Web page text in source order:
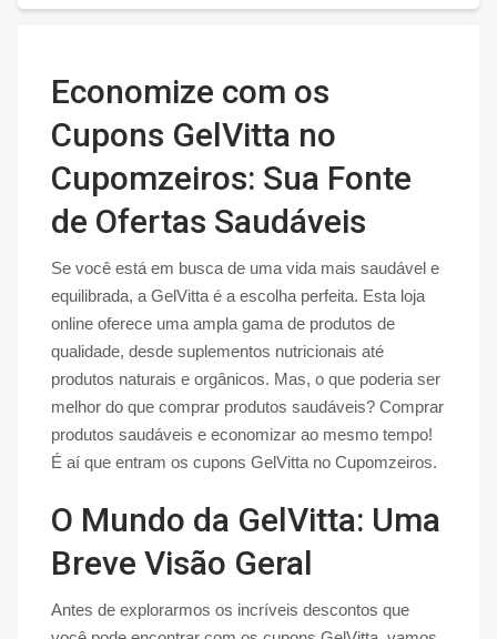
Economize com os
Cupons GelVitta no
Cupomzeiros: Sua Fonte
de Ofertas Saudáveis
Se você está em busca de uma vida mais saudável e
equilibrada, a GelVitta é a escolha perfeita. Esta loja
online oferece uma ampla gama de produtos de
qualidade, desde suplementos nutricionais até
produtos naturais e orgânicos. Mas, o que poderia ser
melhor do que comprar produtos saudáveis? Comprar
produtos saudáveis e economizar ao mesmo tempo!
É aí que entram os cupons GelVitta no Cupomzeiros.
O Mundo da GelVitta: Uma
Breve Visão Geral
Antes de explorarmos os incríveis descontos que